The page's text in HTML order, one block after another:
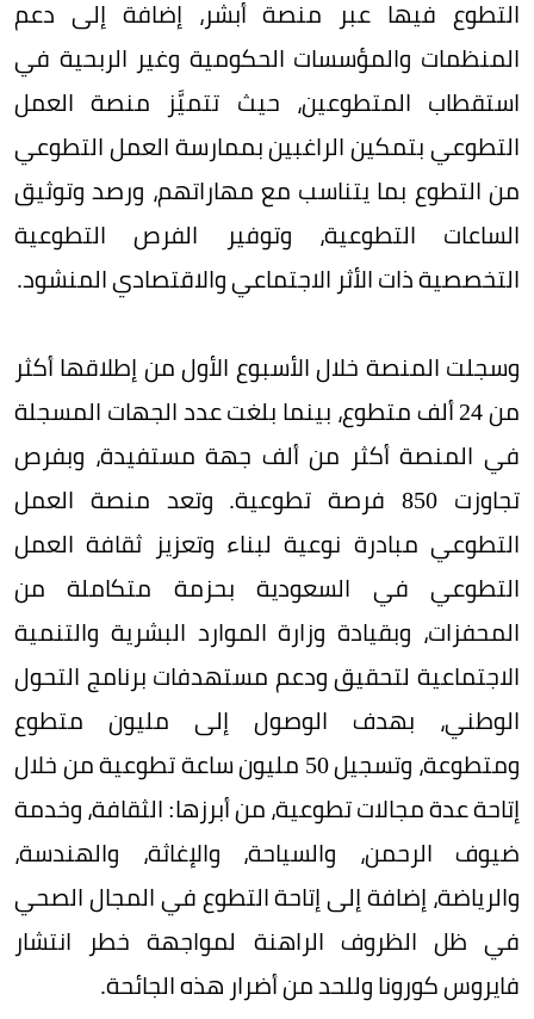
التطوع فيها عبر منصة أبشر، إضافة إلى دعم
المنظمات والمؤسسات الحكومية وغير الربحية في
استقطاب المتطوعين، حيث تتميَّز منصة العمل
التطوعي بتمكين الراغبين بممارسة العمل التطوعي
من التطوع بما يتناسب مع مهاراتهم، ورصد وتوثيق
الساعات التطوعية، وتوفير الفرص التطوعية
التخصصية ذات الأثر الاجتماعي والاقتصادي المنشود.
وسجلت المنصة خلال الأسبوع الأول من إطلاقها أكثر
من 24 ألف متطوع، بينما بلغت عدد الجهات المسجلة
في المنصة أكثر من ألف جهة مستفيدة، وبفرص
تجاوزت 850 فرصة تطوعية. وتعد منصة العمل
التطوعي مبادرة نوعية لبناء وتعزيز ثقافة العمل
التطوعي في السعودية بحزمة متكاملة من
المحفزات، وبقيادة وزارة الموارد البشرية والتنمية
الاجتماعية لتحقيق ودعم مستهدفات برنامج التحول
الوطني، بهدف الوصول إلى مليون متطوع
ومتطوعة، وتسجيل 50 مليون ساعة تطوعية من خلال
إتاحة عدة مجالات تطوعية، من أبرزها: الثقافة، وخدمة
ضيوف الرحمن، والسياحة، والإغاثة، والهندسة،
والرياضة، إضافة إلى إتاحة التطوع في المجال الصحي
في ظل الظروف الراهنة لمواجهة خطر انتشار
فايروس كورونا وللحد من أضرار هذه الجائحة.